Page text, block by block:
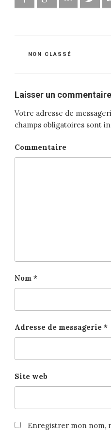
CATÉGORIES
NON CLASSÉ
Laisser un commentaire
Votre adresse de
champs obligatoires sont
Commentaire
Nom *
Adresse de messagerie *
Site web
Enregistrer mon nom,